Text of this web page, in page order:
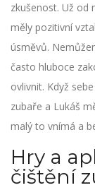
zkušenost. Už od
měly pozitivní
úsměvů.
často hluboce
ovlivnit. Když
zubaře a Lukáš
malý to vnímá a
Hry a
čištění